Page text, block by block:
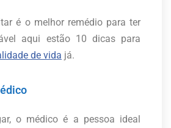
é o melhor remédio para ter
aqui estão 10 dicas para
de vida já.
o médico é a pessoa ideal